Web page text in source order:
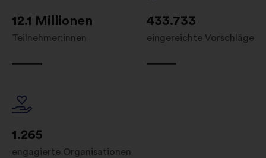
12.1 Millionen
Teilnehmer:innen
433.733
eingereichte Vorschläge
1.265
engagierte Organisationen